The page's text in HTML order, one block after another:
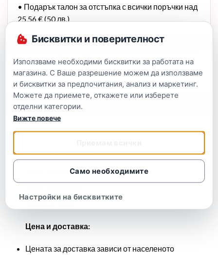
• Подарък талон за отстъпка с всички поръчки над
25,56 € (50 лв.)
Описание
Издател: Витезда
Брой страници:44
Корица:
Цена и доставка:
Цената за доставка зависи от населеното
Бисквитки и поверителност
Използваме необходими бисквитки за работата на
магазина. С Ваше разрешение можем да използваме
и бисквитки за предпочитания, анализ и маркетинг.
Можете да приемете, откажете или изберете
отделни категории.
Само необходимите
Настройки на бисквитките
Вижте повече